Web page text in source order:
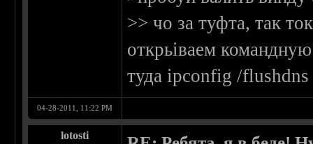
>> чо за туфта, так
открьіваем
туда ipconfig /
04-28-2011, 11:22 PM
lotosti